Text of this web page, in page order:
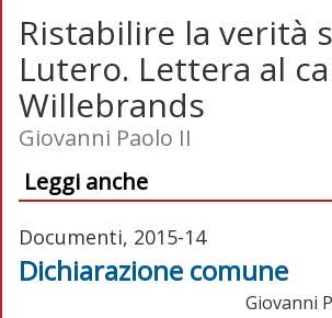
Ristabilire la verità
Lutero. Lettera al
Willebrands
Giovanni Paolo II
Leggi anche
Documenti, 2015-14
Dichiarazione comune
Giovanni